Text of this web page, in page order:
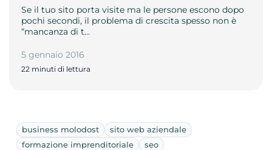
Se il tuo sito porta visite ma le persone escono dopo
pochi secondi, il problema di crescita spesso non è
“mancanza di t…
5 gennaio 2016
22 minuti di lettura
business molodost
sito web aziendale
formazione imprenditoriale
seo